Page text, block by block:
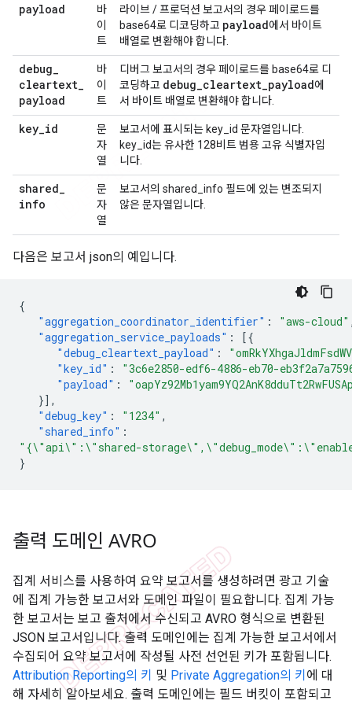
payload
바
이
트
라이브 / 프로덕션 보고서의 경우 페이로드를
base64로 디코딩하고 payload에서 바이트
배열로 변환해야 합니다.
debug
cleartext
payload
바
이
트
디버그 보고서의 경우 페이로드를 base64로 디
코딩하고 debug cleartext payload에
서 바이트 배열로 변환해야 합니다.
key id
문
자
열
보고서에 표시되는 key_id 문자열입니다.
key_id는 유사한 128비트 범용 고유 식별자입
니다.
shared
info
문
자
열
보고서의 shared_info 필드에 있는 변조되지
않은 문자열입니다.
다음은 보고서 json의 예입니다.
{
"aggregation_coordinator_identifier" : "aws-cloud"
"aggregation_service_payloads" :
[{
"debug_cleartext_payload" :
"key_id" :
"3c6e2850-edf6-4886-eb70-
"payload" :
}],
"debug_key" : "1234" ,
"shared_info" :
"{\"api\":\"shared-
}
출력 도메인 AVRO
집계 서비스를 사용하여 요약 보고서를 생성하려면 광고 기술
에 집계 가능한 보고서와 도메인 파일이 필요합니다. 집계 가능
한 보고서는 보고 출처에서 수신되고 AVRO 형식으로 변환된
JSON 보고서입니다. 출력 도메인에는 집계 가능한 보고서에서
수집되어 요약 보고서에 작성될 사전 선언된 키가 포함됩니다.
Attribution Reporting의 키 및 Private Aggregation의 키 에 대
해 자세히 알아보세요. 출력 도메인에는 필드 버킷이 포함되고